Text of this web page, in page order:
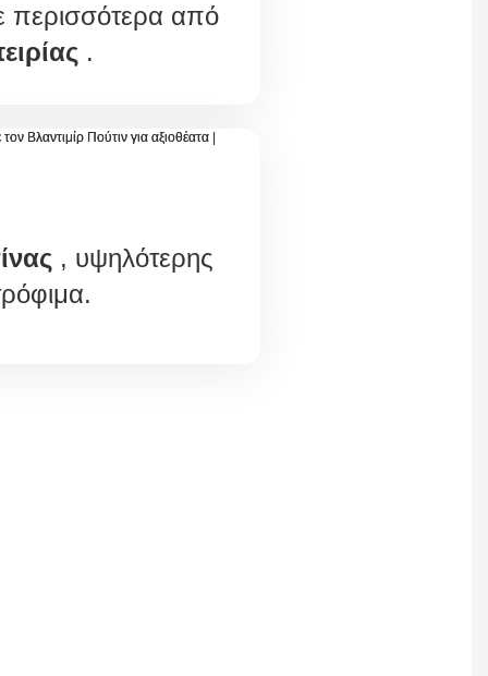
περισσότερα από
.
, υψηλότερης